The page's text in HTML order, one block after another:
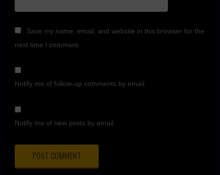
Save my name, email, and website in this browser for the
next time I comment.
Notify me of follow-up comments by email.
Notify me of new posts by email.